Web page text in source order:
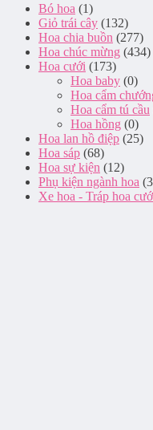
Bó hoa (1)
Giỏ trái cây (132)
Hoa chia buồn (277)
Hoa chúc mừng (434)
Hoa cưới (173)
Hoa baby (0)
Hoa cẩm
Hoa cẩm tú cầu
Hoa hồng (0)
Hoa lan hồ điệp (25)
Hoa sáp (68)
Hoa sự kiện (12)
Phụ kiện ngành hoa
Xe hoa - Tráp hoa